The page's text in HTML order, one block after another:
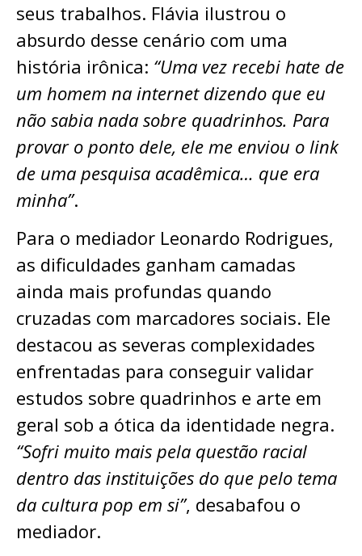
seus trabalhos. Flávia ilustrou o
absurdo desse cenário com uma
história irônica: “Uma vez recebi hate de
um homem na internet dizendo que eu
não sabia nada sobre quadrinhos. Para
provar o ponto dele, ele me enviou o link
de uma pesquisa acadêmica… que era
minha”.
Para o mediador Leonardo Rodrigues,
as dificuldades ganham camadas
ainda mais profundas quando
cruzadas com marcadores sociais. Ele
destacou as severas complexidades
enfrentadas para conseguir validar
estudos sobre quadrinhos e arte em
geral sob a ótica da identidade negra.
“Sofri muito mais pela questão racial
dentro das instituições do que pelo tema
da cultura pop em si”, desabafou o
mediador.